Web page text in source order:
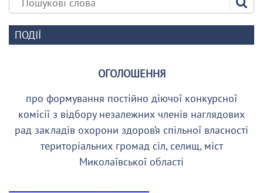
ПОДІЇ
ОГОЛОШЕННЯ
про формування постійно діючої конкурсної
комісії з відбору незалежних членів наглядових
рад закладів охорони здоров’я спільної власності
територіальних громад сіл, селищ, міст
Миколаївської області